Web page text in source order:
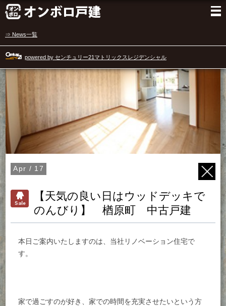
⇒ News一覧
powered by センチュリー21マトリックスレジデンシャル
Apr / 17
【天気の良い日はウッドデッキで
のんびり】 楢原町 中古戸建
本日ご案内いたしますのは、当社リノベーション住宅で
す。
家で過ごすのが好き、家での時間を充実させたいという方